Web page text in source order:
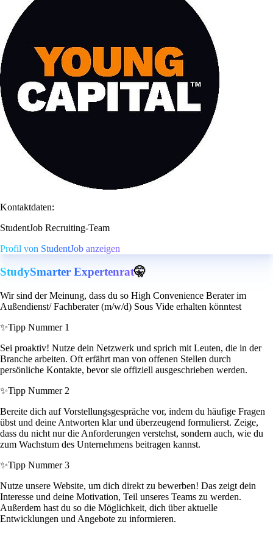
Kontaktdaten:
StudentJob Recruiting-Team
Profil von StudentJob anzeigen
StudySmarter Expertenrat🤫
Wir sind der Meinung, dass du so High Convenience Berater im
Außendienst/ Fachberater (m/w/d) Sous Vide erhalten könntest
✨Tipp Nummer 1
Sei proaktiv! Nutze dein Netzwerk und sprich mit Leuten, die in der
Branche arbeiten. Oft erfährt man von offenen Stellen durch
persönliche Kontakte, bevor sie offiziell ausgeschrieben werden.
✨Tipp Nummer 2
Bereite dich auf Vorstellungsgespräche vor, indem du häufige Fragen
übst und deine Antworten klar und überzeugend formulierst. Zeige,
dass du nicht nur die Anforderungen verstehst, sondern auch, wie du
zum Wachstum des Unternehmens beitragen kannst.
✨Tipp Nummer 3
Nutze unsere Website, um dich direkt zu bewerben! Das zeigt dein
Interesse und deine Motivation, Teil unseres Teams zu werden.
Außerdem hast du so die Möglichkeit, dich über aktuelle
Entwicklungen und Angebote zu informieren.